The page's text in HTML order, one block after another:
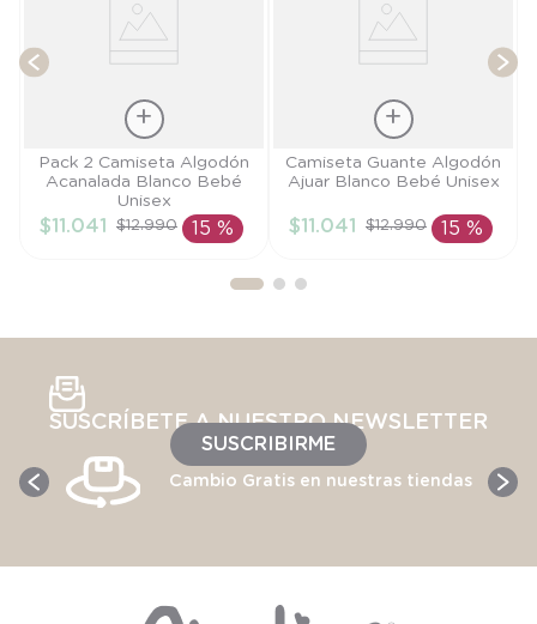
Talla
AÑADIR AL
Pack 2 Camiseta Algodón
Acanalada Blanco Bebé
Unisex
$11 .041 $12.990 15 %
Talla
AÑADIR AL
Camiseta Guante Algodón
Ajuar Blanco Bebé Unisex
$11 .041 $12.990 15 %
SUSCRÍBETE A NUESTRO NEWSLETTER
SUSCRIBIRME
Cambio Gratis en nuestras tiendas